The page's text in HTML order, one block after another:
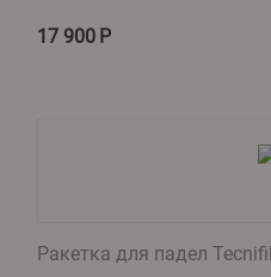
17 900 Р
Ракетка для падел